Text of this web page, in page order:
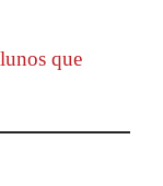
que